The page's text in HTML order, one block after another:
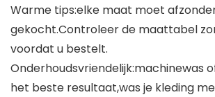
Warme tips:elke maat moet
gekocht.Controleer de maattabel
voordat u bestelt.
Onderhoudsvriendelijk:machinewas
het beste resultaat,was je kleding